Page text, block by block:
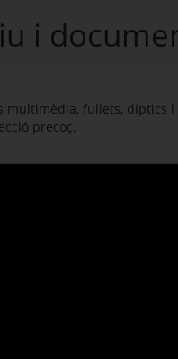
Salut. Obre en una
i
fullets, díptics
precoç.